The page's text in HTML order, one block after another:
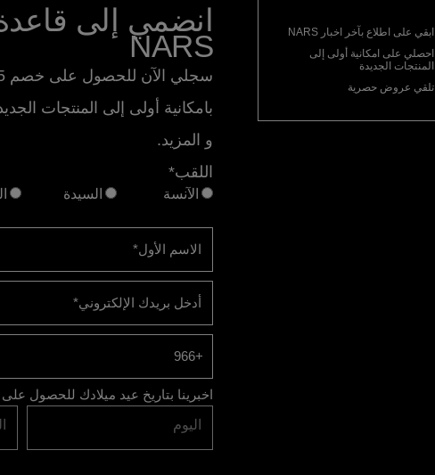
ابقي على اطلاع بآخر اخبار NARS
احصلي على امكانية أولى إلى
المنتجات الجديدة
تلقي عروض حصرية
انضمي إلى قاعدة
NARS
سجلي الآن للحصول على خصم 15٪ على طلبك الأول. استمتعي
بامكانية أولى إلى المنتجات
و المزيد.
اللقب*
الآنسة السيدة
الاسم الأول*
أدخل بريدك الإلكتروني*
+966
اخبرينا بتاريخ عيد ميلادك للحصول
اليوم